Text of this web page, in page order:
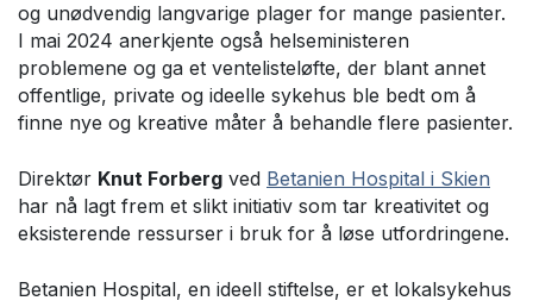
og unødvendig langvarige plager for mange pasienter.
I mai 2024 anerkjente også helseministeren
problemene og ga et ventelisteløfte, der blant annet
offentlige, private og ideelle sykehus ble bedt om å
finne nye og kreative måter å behandle flere pasienter.
Direktør Knut Forberg ved Betanien Hospital i Skien
har nå lagt frem et slikt initiativ som tar kreativitet og
eksisterende ressurser i bruk for å løse utfordringene.
Betanien Hospital, en ideell stiftelse, er et lokalsykehus